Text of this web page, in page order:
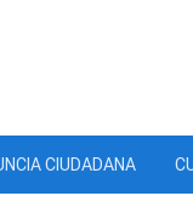
CIUDADANA